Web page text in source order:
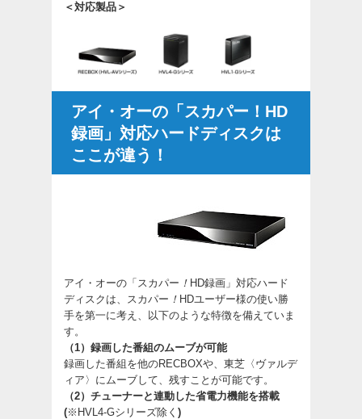
＜対応製品＞
アイ・オーの「スカパー！HD
録画」対応ハードディスクは
ここが違う！
アイ・オーの「スカパー ！ HD録画」対応ハード
ディスクは、スカパー ！ HDユーザー様の使い勝
手を第一に考え、以下のような特徴を備えていま
す。
（1）録画した番組のムーブが可能
録画した番組を他のRECBOXや、東芝〈ヴァルデ
ィア〉にムーブして、残すことが可能です。
（2）チューナーと連動した省電力機能を搭載
(※HVL4-Gシリーズ除く )